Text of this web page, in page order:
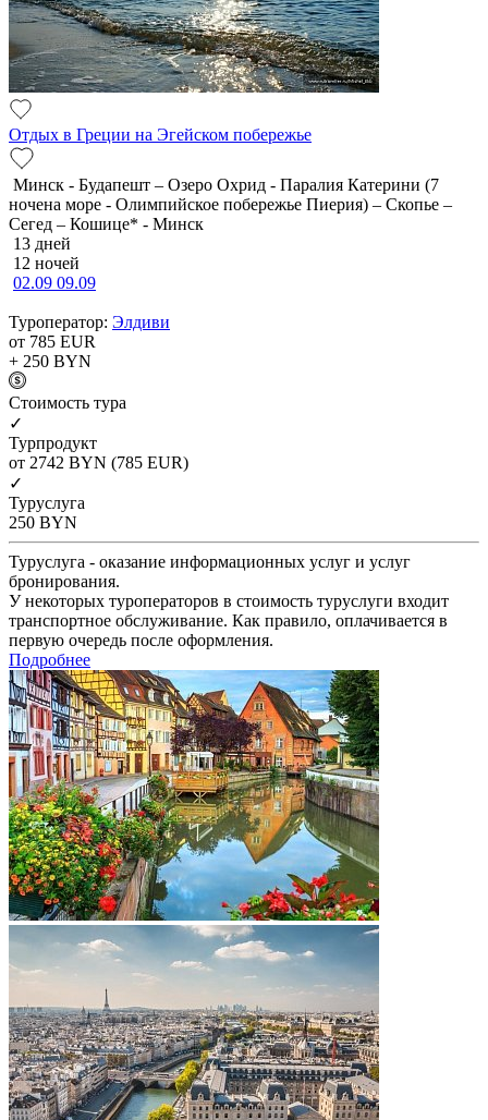
Отдых в Греции на Эгейском побережье
Минск - Будапешт – Озеро Охрид - Паралия Катерини (7
ночена море - Олимпийское побережье Пиерия) – Скопье –
Сегед – Кошице* - Минск
13 дней
12 ночей
02.09 09.09
Туроператор: Элдиви
от 785 EUR
+ 250 BYN
Cтоимость тура
✓
Турпродукт
от 2742 BYN (785 EUR)
✓
Туруслуга
250 BYN
Туруслуга - оказание информационных услуг и услуг
бронирования.
У некоторых туроператоров в стоимость туруслуги входит
транспортное обслуживание. Как правило, оплачивается в
первую очередь после оформления.
Подробнее